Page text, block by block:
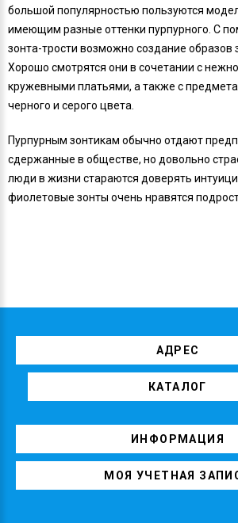
большой популярностью пользуются
имеющим разные оттенки пурпурного. С
зонта-трости возможно создание образов
Хорошо смотрятся они в сочетании с
кружевными платьями, а также с
черного и серого цвета.
Пурпурным зонтикам обычно отдают
сдержанные в обществе, но довольно
люди в жизни стараются доверять
фиолетовые зонты очень нравятся
АДРЕС
КАТАЛОГ
ИНФОРМАЦИЯ
МОЯ УЧЕТНАЯ